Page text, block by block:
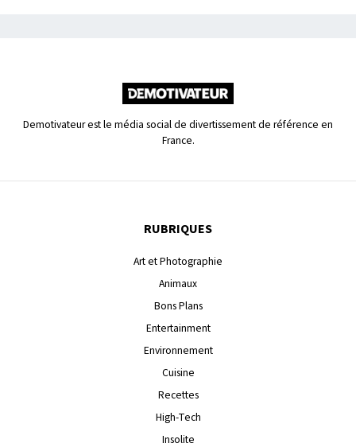
Demotivateur est le média social de divertissement de référence en
France.
RUBRIQUES
Art et Photographie
Animaux
Bons Plans
Entertainment
Environnement
Cuisine
Recettes
High-Tech
Insolite